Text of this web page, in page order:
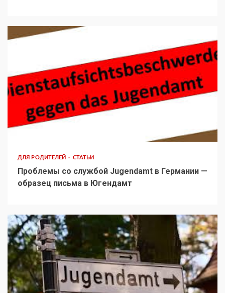
ДЛЯ РОДИТЕЛЕЙ СТАТЬИ
Проблемы со службой Jugendamt в Германии —
образец письма в Югендамт